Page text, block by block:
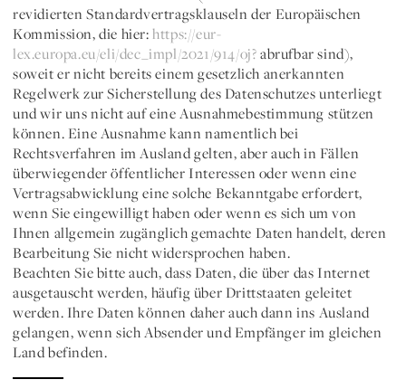
revidierten Standardvertragsklauseln der Europäischen
Kommission, die hier:https://eur-
lex.europa.eu/eli/dec_impl/2021/914/oj? abrufbar sind),
soweit er nicht bereits einem gesetzlich anerkannten
Regelwerk zur Sicherstellung des Datenschutzes unterliegt
und wir uns nicht auf eine Ausnahmebestimmung stützen
können. Eine Ausnahme kann namentlich bei
Rechtsverfahren im Ausland gelten, aber auch in Fällen
überwiegender öffentlicher Interessen oder wenn eine
Vertragsabwicklung eine solche Bekanntgabe erfordert,
wenn Sie eingewilligt haben oder wenn es sich um von
Ihnen allgemein zugänglich gemachte Daten handelt, deren
Bearbeitung Sie nicht widersprochen haben.
Beachten Sie bitte auch, dass Daten, die über das Internet
ausgetauscht werden, häufig über Drittstaaten geleitet
werden. Ihre Daten können daher auch dann ins Ausland
gelangen, wenn sich Absender und Empfänger im gleichen
Land befinden.